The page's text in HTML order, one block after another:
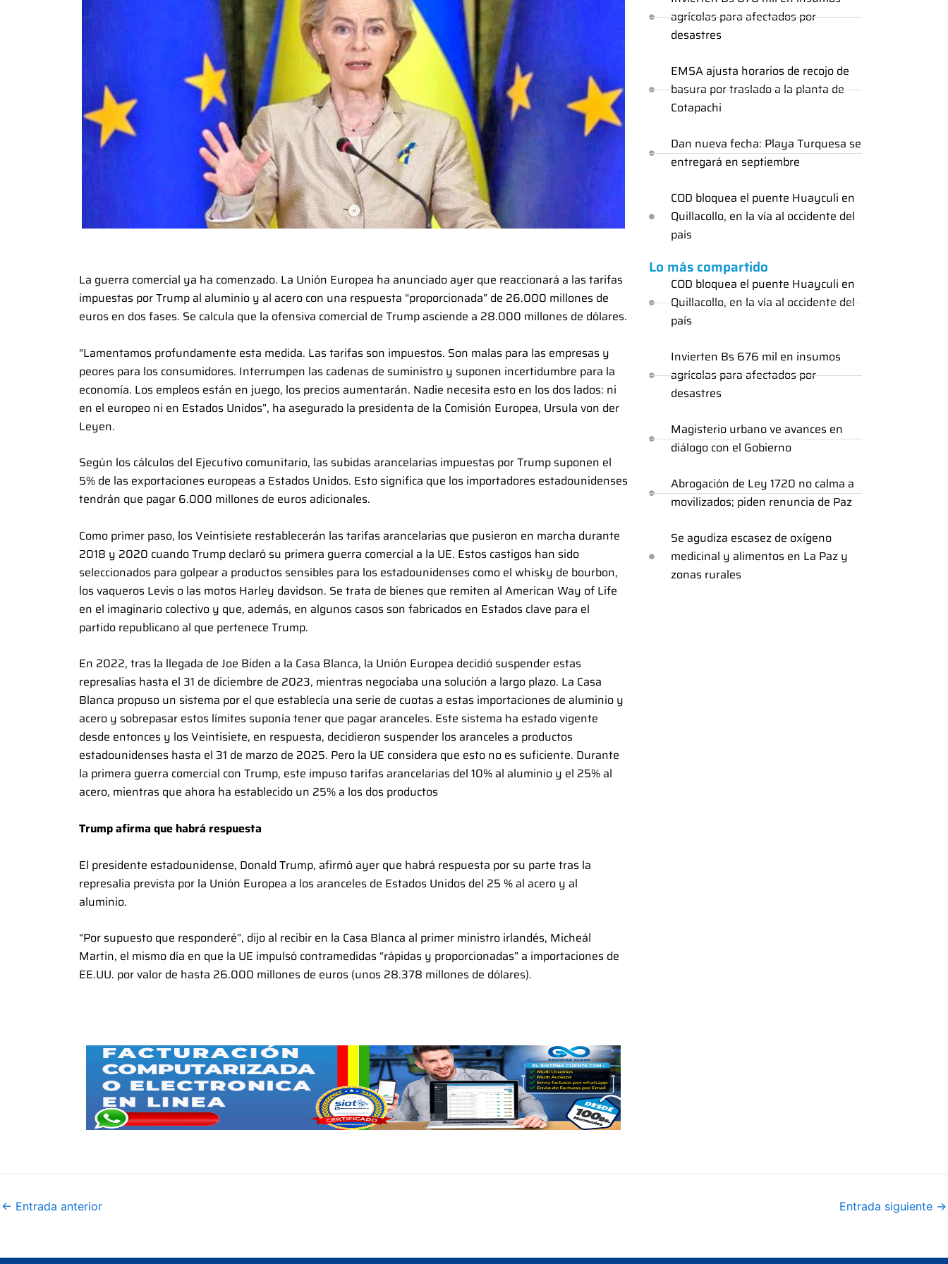
La guerra comercial ya ha comenzado. La Unión Europea ha anunciado ayer que reaccionará a las tarifas
impuestas por Trump al aluminio y al acero con una respuesta “proporcionada” de 26.000 millones de
euros en dos fases. Se calcula que la ofensiva comercial de Trump asciende a 28.000 millones de dólares.
“Lamentamos profundamente esta medida. Las tarifas son impuestos. Son malas para las empresas y
peores para los consumidores. Interrumpen las cadenas de suministro y suponen incertidumbre para la
economía. Los empleos están en juego, los precios aumentarán. Nadie necesita esto en los dos lados: ni
en el europeo ni en Estados Unidos”, ha asegurado la presidenta de la Comisión Europea, Ursula von der
Leyen.
Según los cálculos del Ejecutivo comunitario, las subidas arancelarias impuestas por Trump suponen el
5% de las exportaciones europeas a Estados Unidos. Esto significa que los importadores estadounidenses
tendrán que pagar 6.000 millones de euros adicionales.
Como primer paso, los Veintisiete restablecerán las tarifas arancelarias que pusieron en marcha durante
2018 y 2020 cuando Trump declaró su primera guerra comercial a la UE. Estos castigos han sido
seleccionados para golpear a productos sensibles para los estadounidenses como el whisky de bourbon,
los vaqueros Levis o las motos Harley davidson. Se trata de bienes que remiten al American Way of Life
en el imaginario colectivo y que, además, en algunos casos son fabricados en Estados clave para el
partido republicano al que pertenece Trump.
En 2022, tras la llegada de Joe Biden a la Casa Blanca, la Unión Europea decidió suspender estas
represalias hasta el 31 de diciembre de 2023, mientras negociaba una solución a largo plazo. La Casa
Blanca propuso un sistema por el que establecía una serie de cuotas a estas importaciones de aluminio y
acero y sobrepasar estos límites suponía tener que pagar aranceles. Este sistema ha estado vigente
desde entonces y los Veintisiete, en respuesta, decidieron suspender los aranceles a productos
estadounidenses hasta el 31 de marzo de 2025. Pero la UE considera que esto no es suficiente. Durante
la primera guerra comercial con Trump, este impuso tarifas arancelarias del 10% al aluminio y el 25% al
acero, mientras que ahora ha establecido un 25% a los dos productos
Trump afirma que habrá respuesta
El presidente estadounidense, Donald Trump, afirmó ayer que habrá respuesta por su parte tras la
represalia prevista por la Unión Europea a los aranceles de Estados Unidos del 25 % al acero y al
aluminio.
“Por supuesto que responderé”, dijo al recibir en la Casa Blanca al primer ministro irlandés, Micheál
Martin, el mismo día en que la UE impulsó contramedidas “rápidas y proporcionadas” a importaciones de
EE.UU. por valor de hasta 26.000 millones de euros (unos 28.378 millones de dólares).
agrícolas para afectados por
desastres
EMSA ajusta horarios de recojo de
basura por traslado a la planta de
Cotapachi
Dan nueva fecha: Playa Turquesa se
entregará en septiembre
COD bloquea el puente Huayculi en
Quillacollo, en la vía al occidente del
país
Lo más compartido
COD bloquea el puente Huayculi en
Quillacollo, en la vía al occidente del
país
Invierten Bs 676 mil en insumos
agrícolas para afectados por
desastres
Magisterio urbano ve avances en
diálogo con el Gobierno
Abrogación de Ley 1720 no calma a
movilizados; piden renuncia de Paz
Se agudiza escasez de oxígeno
medicinal y alimentos en La Paz y
zonas rurales
← Entrada anterior Entrada siguiente →